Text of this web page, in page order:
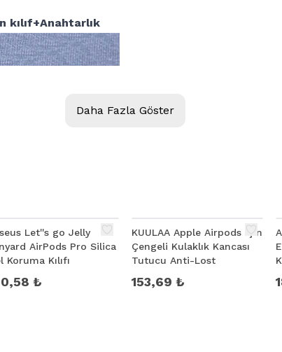
kılıf+Anahtarlık
Daha Fazla Göster
Let''s go Jelly
AirPods Pro Silica
Koruma Kılıfı
₺
KUULAA Apple Airpods İçin
Çengeli Kulaklık Kancası
Tutucu Anti-Lost
153,69 ₺